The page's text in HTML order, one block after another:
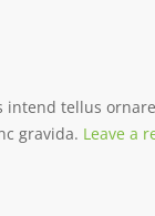
tellus
gravida. Leave a